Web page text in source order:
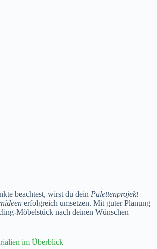
beachtest, wirst du dein Palettenprojekt
erfolgreich umsetzen. Mit guter Planung
Möbelstück nach deinen Wünschen
im Überblick